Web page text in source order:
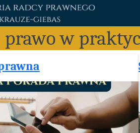
prawo w